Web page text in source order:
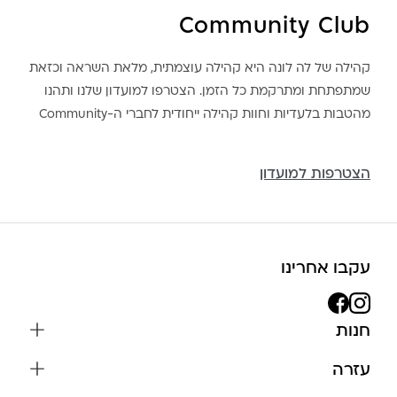
Community Club
קהילה של לה לונה היא קהילה עוצמתית, מלאת השראה וכזאת
שמתפתחת ומתרקמת כל הזמן. הצטרפו למועדון שלנו ותהנו
מהטבות בלעדיות וחוות קהילה ייחודית לחברי ה-Community
הצטרפות למועדון
עקבו אחרינו
חנות
עזרה